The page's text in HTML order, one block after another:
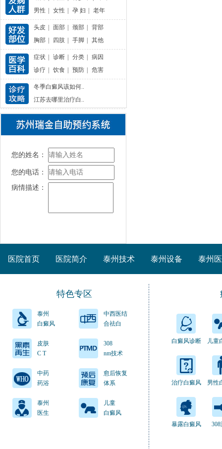
男性
女性 孕 妇 老年
头皮 面部 颈部
背部
胸部
四肢 手脚 其他
症状 诊断 分类
病因
诊疗
饮食 预防 危害
冬季白癜风该如何..
江苏去哪里治疗白..
您的姓名：
您的电话：
病情描述：
医院首页 医院简介 泰州技术 泰州设备 泰州
特色专区
泰州
白癜风
中西医结
合祛白
皮肤
C T
308
nm技术
中药
药浴
愈后恢复
体系
泰州
医生
儿童
白癜风
白癜风诊断 儿童
治疗白癜风 男性
暴露白癜风